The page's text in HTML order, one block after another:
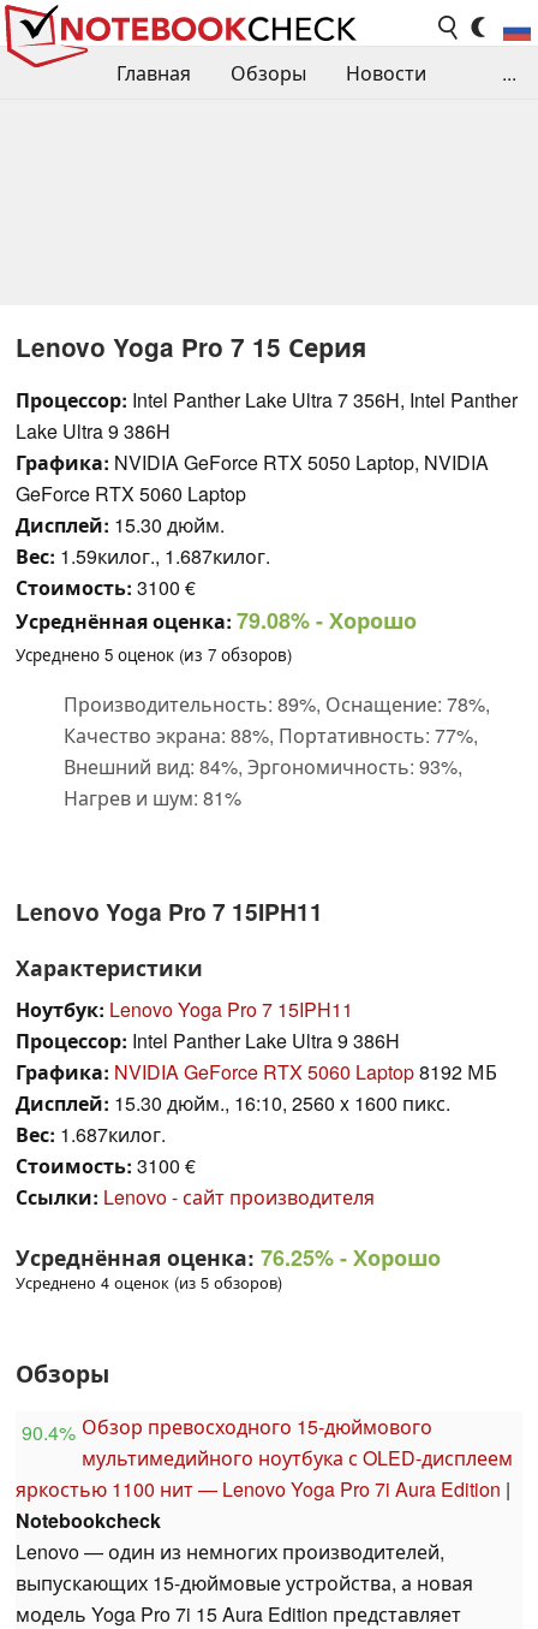
Главная Обзоры
Новости
...
Lenovo Yoga Pro 7 15 Серия
Процессор: Intel Panther Lake Ultra 7 356H, Intel Panther
Lake Ultra 9 386H
Графика: NVIDIA GeForce RTX 5050 Laptop, NVIDIA
GeForce RTX 5060 Laptop
Дисплей: 15.30 дюйм.
Вес: 1.59килог., 1.687килог.
Стоимость: 3100 €
Усреднённая оценка: 79.08%- Хорошо
Усреднено 5 оценок (из 7 обзоров)
Производительность: 89%, Оснащение: 78%,
Качество экрана: 88%, Портативность: 77%,
Внешний вид: 84%, Эргономичность: 93%,
Нагрев и шум: 81%
Lenovo Yoga Pro 7 15IPH11
Характеристики
Ноутбук: Lenovo Yoga Pro 7 15IPH11
Процессор: Intel Panther Lake Ultra 9 386H
Графика: NVIDIA GeForce RTX 5060 Laptop8192 МБ
Дисплей: 15.30 дюйм., 16:10, 2560 x 1600 пикс.
Вес: 1.687килог.
Стоимость: 3100 €
Ссылки: Lenovo - сайт производителя
Усреднённая оценка: 76.25%- Хорошо
Усреднено 4 оценок (из 5 обзоров)
Обзоры
90.4% Обзор превосходного 15-дюймового
мультимедийного ноутбука с OLED-дисплеем
яркостью 1100 нит — Lenovo Yoga Pro 7i Aura Edition |
Notebookcheck
Lenovo — один из немногих производителей,
выпускающих 15-дюймовые устройства, а новая
модель Yoga Pro 7i 15 Aura Edition представляет